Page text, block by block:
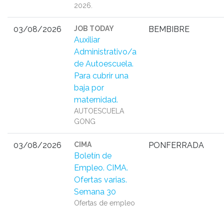
2026.
03/08/2026 JOB TODAY
Auxiliar
Administrativo/a
de Autoescuela.
Para cubrir una
baja por
maternidad.
AUTOESCUELA
GONG
BEMBIBRE
03/08/2026 CIMA
Boletín de
Empleo. CIMA.
Ofertas varias.
Semana 30
Ofertas de empleo
PONFERRADA